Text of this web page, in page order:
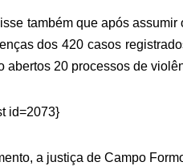
também que após
dos 420 casos
abertos 20 processos de
id=2073}
a justiça de Campo